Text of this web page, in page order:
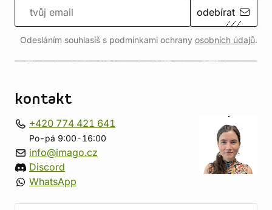
odebírat
Odesláním souhlasíš s podmínkami ochrany osobních údajů.
kontakt
+420 774 421 641
Po-pá 9:00-16:00
info@imago.cz
Discord
WhatsApp